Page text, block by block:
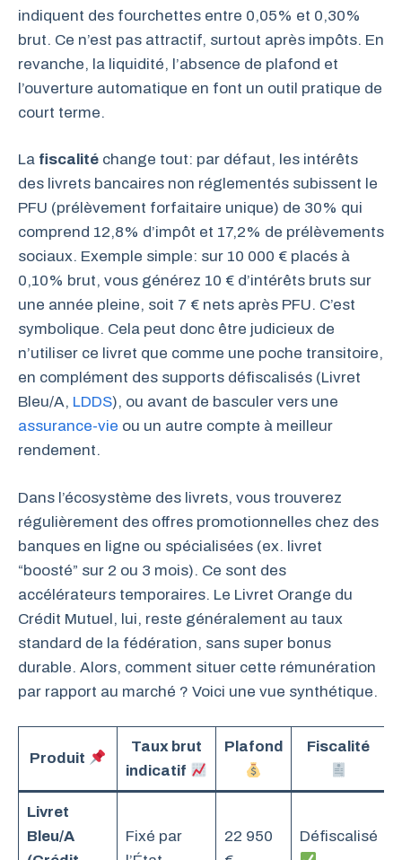
indiquent des fourchettes entre 0,05% et 0,30%
brut. Ce n’est pas attractif, surtout après impôts. En
revanche, la liquidité, l’absence de plafond et
l’ouverture automatique en font un outil pratique de
court terme.
La fiscalité change tout: par défaut, les intérêts
des livrets bancaires non réglementés subissent le
PFU (prélèvement forfaitaire unique) de 30% qui
comprend 12,8% d’impôt et 17,2% de prélèvements
sociaux. Exemple simple: sur 10 000 € placés à
0,10% brut, vous générez 10 € d’intérêts bruts sur
une année pleine, soit 7 € nets après PFU. C’est
symbolique. Cela peut donc être judicieux de
n’utiliser ce livret que comme une poche transitoire,
en complément des supports défiscalisés (Livret
Bleu/A, LDDS), ou avant de basculer vers une
assurance-vie ou un autre compte à meilleur
rendement.
Dans l’écosystème des livrets, vous trouverez
régulièrement des offres promotionnelles chez des
banques en ligne ou spécialisées (ex. livret
“boosté” sur 2 ou 3 mois). Ce sont des
accélérateurs temporaires. Le Livret Orange du
Crédit Mutuel, lui, reste généralement au taux
standard de la fédération, sans super bonus
durable. Alors, comment situer cette rémunération
par rapport au marché ? Voici une vue synthétique.
Produit
Taux brut
indicatif
Plafond Fiscalité
Livret
Bleu/A
Fixé par
22 950
Défiscalisé